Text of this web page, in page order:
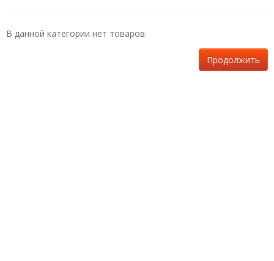
В данной категории нет товаров.
Продолжить